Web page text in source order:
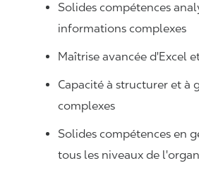
Solides compétences
informations complexes
Maîtrise avancée d'Excel
Capacité à structurer et à
complexes
Solides compétences en
tous les niveaux de